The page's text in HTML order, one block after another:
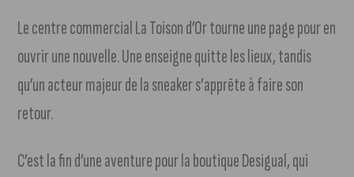
Le centre commercial La Toison d’Or tourne une page pour en
ouvrir une nouvelle. Une enseigne quitte les lieux, tandis
qu’un acteur majeur de la sneaker s’apprête à faire son
retour.
C’est la fin d’une aventure pour la boutique Desigual, qui